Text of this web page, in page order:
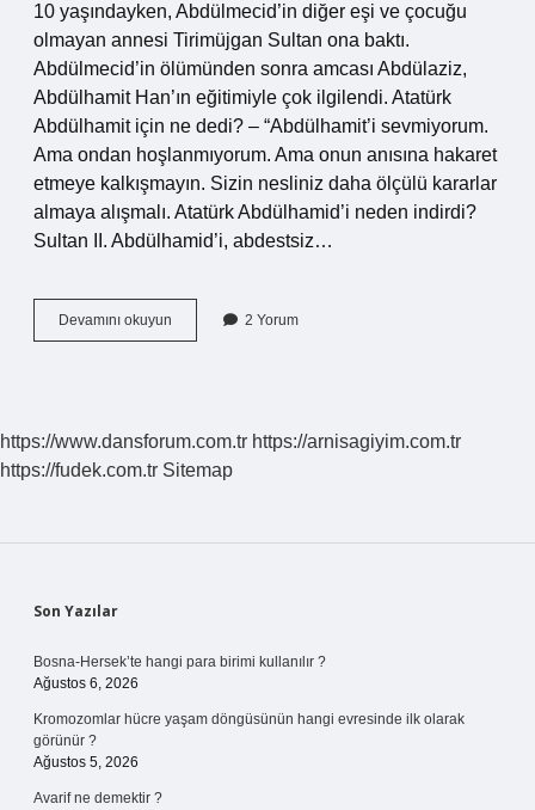
10 yaşındayken, Abdülmecid’in diğer eşi ve çocuğu
olmayan annesi Tirimüjgan Sultan ona baktı.
Abdülmecid’in ölümünden sonra amcası Abdülaziz,
Abdülhamit Han’ın eğitimiyle çok ilgilendi. Atatürk
Abdülhamit için ne dedi? – “Abdülhamit’i sevmiyorum.
Ama ondan hoşlanmıyorum. Ama onun anısına hakaret
etmeye kalkışmayın. Sizin nesliniz daha ölçülü kararlar
almaya alışmalı. Atatürk Abdülhamid’i neden indirdi?
Sultan II. Abdülhamid’i, abdestsiz…
Devamını okuyun
Abdülhamit
2 Yorum
https://www.dansforum.com.tr https://arnisagiyim.com.tr
https://fudek.com.tr Sitemap
Sidebar
Son Yazılar
Bosna-Hersek’te hangi para birimi kullanılır ?
Ağustos 6, 2026
Kromozomlar hücre yaşam döngüsünün hangi evresinde ilk olarak
görünür ?
Ağustos 5, 2026
Avarif ne demektir ?